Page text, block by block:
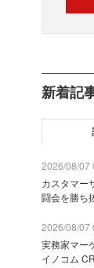
新着記
2026/08/07
カスタマー
闘会を勝ち
2026/08/07
実務家マー
イノコム